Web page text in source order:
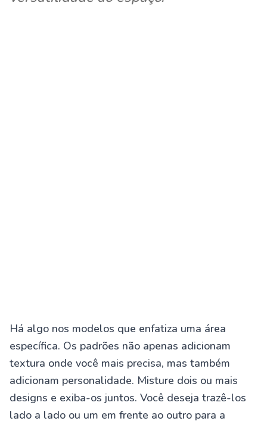
Há algo nos modelos que enfatiza uma área
específica. Os padrões não apenas adicionam
textura onde você mais precisa, mas também
adicionam personalidade. Misture dois ou mais
designs e exiba-os juntos. Você deseja trazê-los
lado a lado ou um em frente ao outro para a